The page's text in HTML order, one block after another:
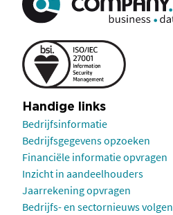
Handige links
Bedrijfsinformatie
Bedrijfsgegevens opzoeken
Financiële informatie opvragen
Inzicht in aandeelhouders
Jaarrekening opvragen
Bedrijfs- en sectornieuws volgen